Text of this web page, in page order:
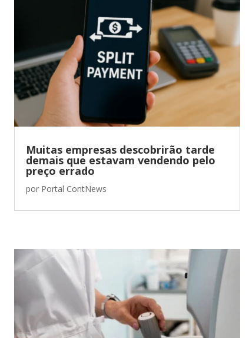
Muitas empresas descobrirão tarde
demais que estavam vendendo pelo
preço errado
por Portal ContNews